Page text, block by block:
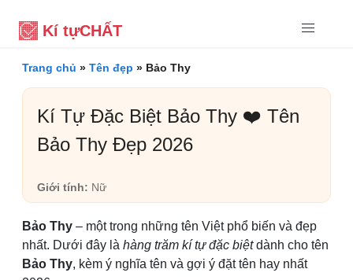
Kí tựCHẤT
Trang chủ » Tên đẹp » Bảo Thy
Kí Tự Đặc Biệt Bảo Thy ❤️ Tên
Bảo Thy Đẹp 2026
Giới tính: Nữ
Bảo Thy – một trong những tên Việt phổ biến và đẹp
nhất. Dưới đây là hàng trăm kí tự đặc biệtdành cho tên
Bảo Thy, kèm ý nghĩa tên và gợi ý đặt tên hay nhất